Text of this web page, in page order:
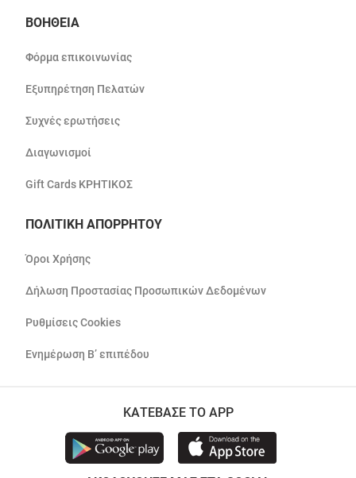
ΒΟΗΘΕΙΑ
Φόρμα επικοινωνίας
Εξυπηρέτηση Πελατών
Συχνές ερωτήσεις
Διαγωνισμοί
Gift Cards ΚΡΗΤΙΚΟΣ
ΠΟΛΙΤΙΚΗ ΑΠΟΡΡΗΤΟΥ
Όροι Χρήσης
Δήλωση Προστασίας Προσωπικών Δεδομένων
Ρυθμίσεις Cookies
Ενημέρωση Β’ επιπέδου
ΚΑΤΕΒΑΣΕ ΤΟ APP